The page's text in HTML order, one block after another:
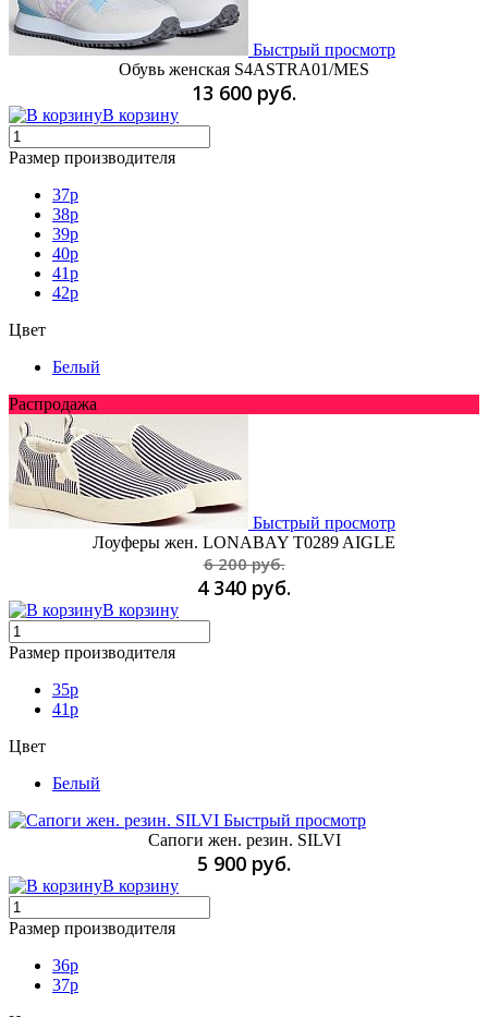
Быстрый просмотр
Обувь женская S4ASTRA01/MES
13 600 руб.
В корзину
Размер производителя
37p
38p
39p
40p
41p
42p
Цвет
Белый
Распродажа
Быстрый просмотр
Лоуферы жен. LONABAY T0289 AIGLE
6 200 руб.
4 340 руб.
В корзину
Размер производителя
35p
41p
Цвет
Белый
Быстрый просмотр
Сапоги жен. резин. SILVI
5 900 руб.
В корзину
Размер производителя
36p
37p